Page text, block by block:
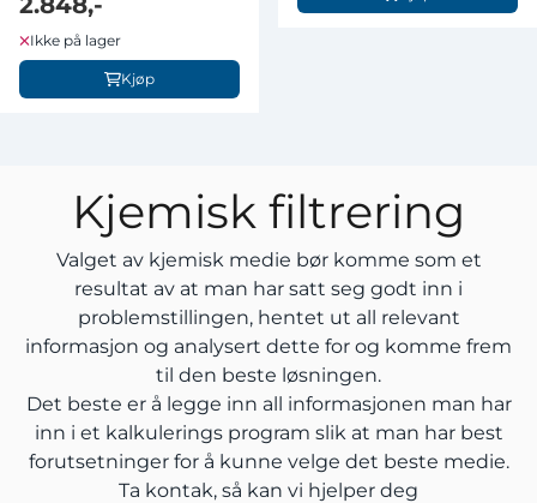
Ikke på lager
Kjøp
Kjemisk filtrering
Valget av kjemisk medie bør komme som et
resultat av at man har satt seg godt inn i
problemstillingen, hentet ut all relevant
informasjon og analysert dette for og komme frem
til den beste løsningen.
Det beste er å legge inn all informasjonen man har
inn i et kalkulerings program slik at man har best
forutsetninger for å kunne velge det beste medie.
Ta kontak, så kan vi hjelper deg